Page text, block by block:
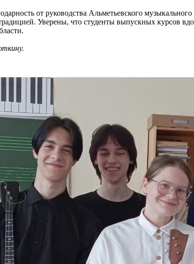
от руководства Альметьевского
Уверены, что студенты выпускных курсов